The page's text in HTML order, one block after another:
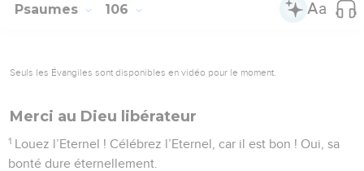
Psaumes 106
Seuls les Évangiles sont disponibles en vidéo pour le moment.
Merci au Dieu libérateur
1 Louez l’Eternel ! Célébrez l’Eternel, car il est bon ! Oui, sa
bonté dure éternellement.